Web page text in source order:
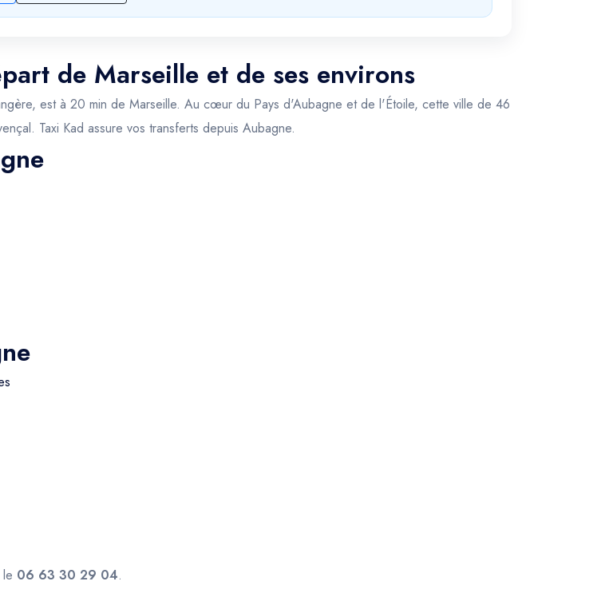
de Marseille et de ses environs
est à 20 min de Marseille. Au cœur du Pays d'Aubagne et de l'Étoile, cette ville de 46
Taxi Kad assure vos transferts depuis Aubagne.
06 63 30 29 04.